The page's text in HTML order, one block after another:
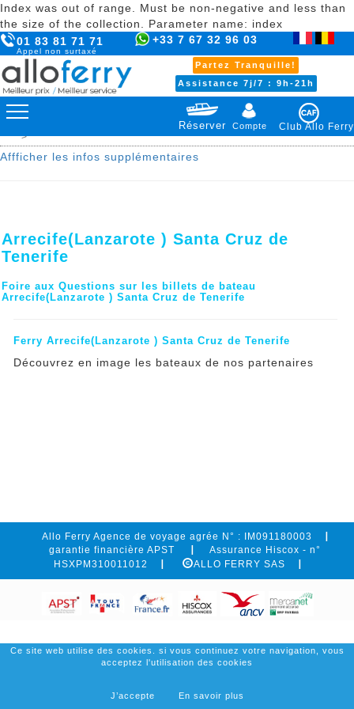
Index was out of range. Must be non-negative and less than
the size of the collection. Parameter name: index
01 83 81 71 71
Appel non surtaxé
+33 7 67 32 96 03
Partez Tranquille!
Assistance 7j/7 : 9h-21h
Réserver Compte
Club Allo Ferry
>
Affficher les infos supplémentaires
Arrecife(Lanzarote ) Santa Cruz de
Tenerife
Foire aux Questions sur les billets de bateau
Arrecife(Lanzarote ) Santa Cruz de Tenerife
Ferry Arrecife(Lanzarote ) Santa Cruz de Tenerife
Découvrez en image les bateaux de nos partenaires
Ce site web utilise des cookies. si vous continuez votre navigation, vous
acceptez l'utilisation des cookies
J’accepte En savoir plus
Allo Ferry Agence de voyage agrée N° : IM091180003
garantie financière APST
Assurance Hiscox - n°
HSXPM310011012
ALLO FERRY SAS